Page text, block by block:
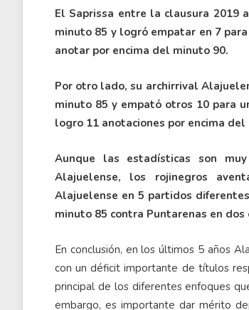
El Saprissa entre la clausura 2019
minuto 85 y logró empatar en 7
anotar por encima del minuto 90.
Por otro lado, su archirrival
minuto 85 y empató otros 10 para
logro 11 anotaciones por encima del
Aunque las estadísticas son
Alajuelense, los rojinegros
Alajuelense en 5 partidos
minuto 85 contra Puntarenas en dos
En conclusión, en los últimos 5 años
con un déficit importante de títulos
principal de los diferentes enfoques
embargo, es importante dar mérito